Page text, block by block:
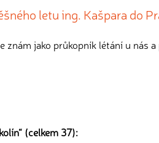
letu ing. Kašpara do
znám jako průkopník létání u nás
“ (celkem 37):